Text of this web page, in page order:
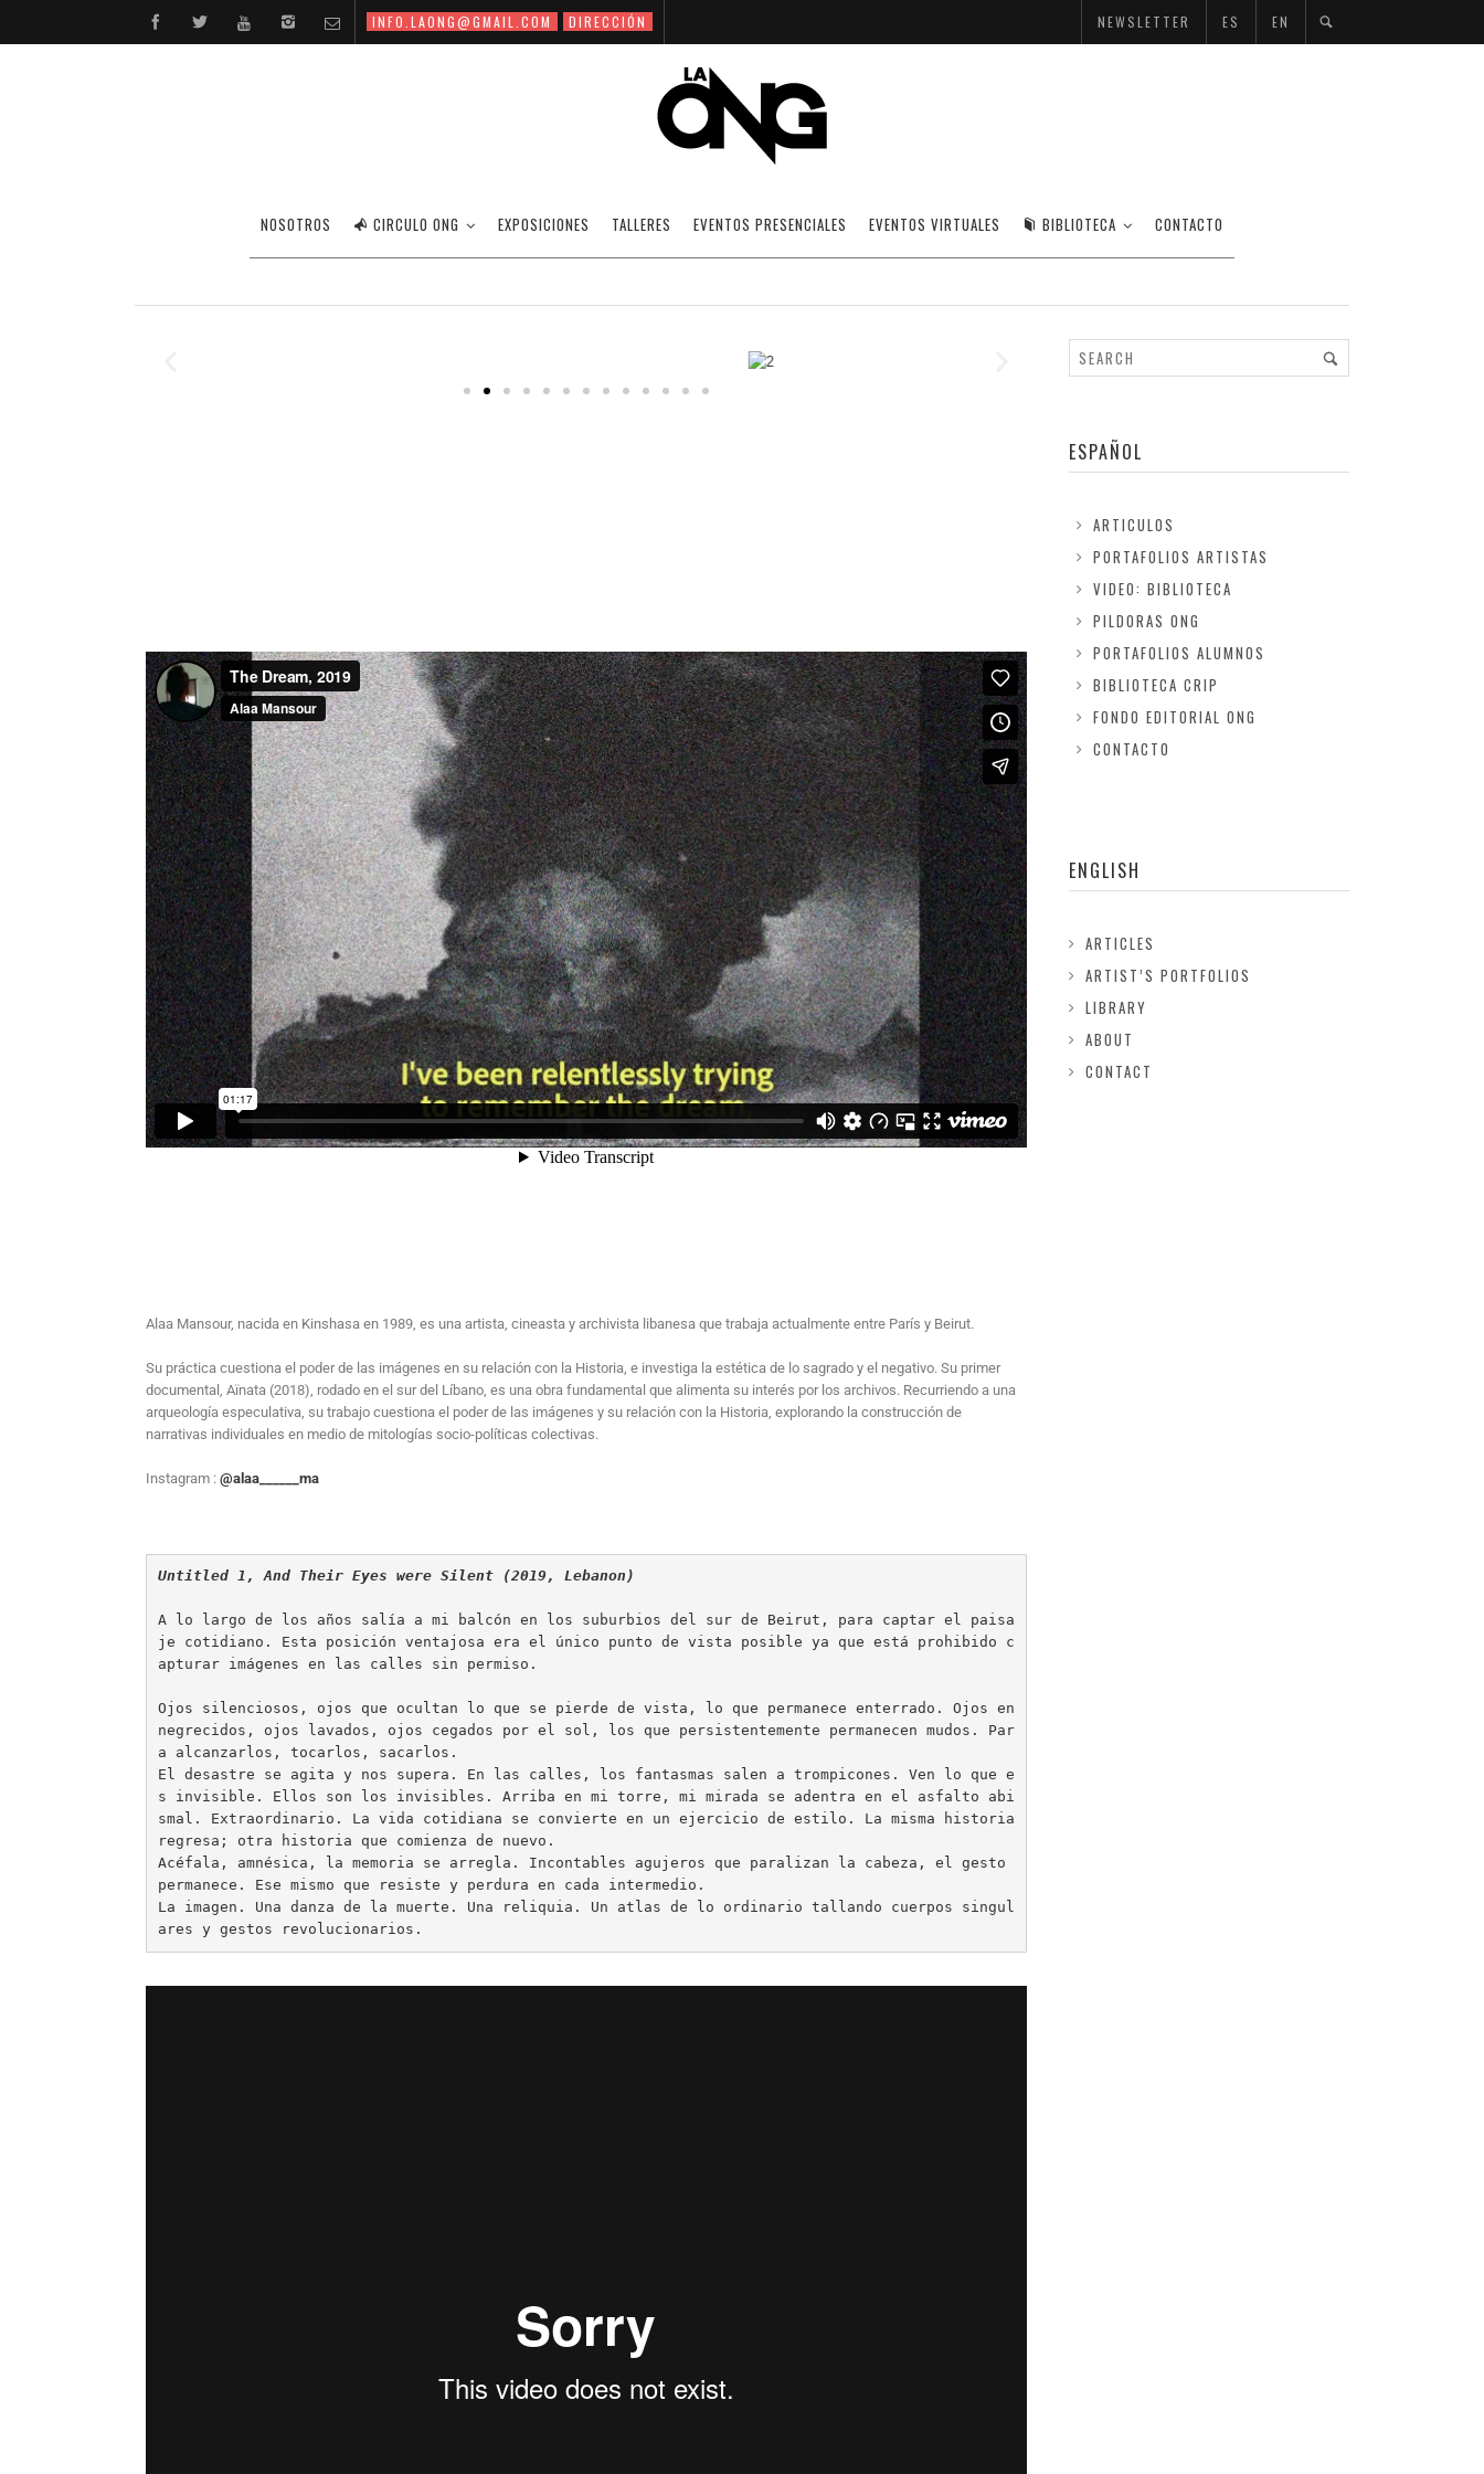
INFO.LAONG@GMAIL.COM DIRECCIÓN NEWSLETTER ES EN
NOSOTROS CIRCULO ONG EXPOSICIONES TALLERES EVENTOS PRESENCIALES EVENTOS VIRTUALES BIBLIOTECA CONTACTO
ALAA MANSOUR
02/11/2020 ARTISTAS INTERNACIONALES. OFF
Alaa Mansour, nacida en Kinshasa en 1989, es una artista, cineasta y archivista libanesa que trabaja actualmente entre París y Beirut.
Su práctica cuestiona el poder de las imágenes en su relación con la Historia, e investiga la estética de lo sagrado y el negativo. Su primer
documental, Aïnata (2018), rodado en el sur del Líbano, es una obra fundamental que alimenta su interés por los archivos. Recurriendo a una
arqueología especulativa, su trabajo cuestiona el poder de las imágenes y su relación con la Historia, explorando la construcción de
narrativas individuales en medio de mitologías socio-políticas colectivas.
Instagram : @alaa______ma
Untitled 1, And Their Eyes were Silent (2019, Lebanon)
A lo largo de los años salía a mi balcón en los suburbios del sur de Beirut, para captar el paisa
je cotidiano. Esta posición ventajosa era el único punto de vista posible ya que está prohibido c
apturar imágenes en las calles sin permiso.
Ojos silenciosos, ojos que ocultan lo que se pierde de vista, lo que permanece enterrado. Ojos en
negrecidos, ojos lavados, ojos cegados por el sol, los que persistentemente permanecen mudos. Par
a alcanzarlos, tocarlos, sacarlos.
El desastre se agita y nos supera. En las calles, los fantasmas salen a trompicones. Ven lo que e
s invisible. Ellos son los invisibles. Arriba en mi torre, mi mirada se adentra en el asfalto abi
smal. Extraordinario. La vida cotidiana se convierte en un ejercicio de estilo. La misma historia
regresa; otra historia que comienza de nuevo.
Acéfala, amnésica, la memoria se arregla. Incontables agujeros que paralizan la cabeza, el gesto
permanece. Ese mismo que resiste y perdura en cada intermedio.
La imagen. Una danza de la muerte. Una reliquia. Un atlas de lo ordinario tallando cuerpos singul
ares y gestos revolucionarios.
ESPAÑOL
ARTICULOS
PORTAFOLIOS ARTISTAS
VIDEO: BIBLIOTECA
PILDORAS ONG
PORTAFOLIOS ALUMNOS
BIBLIOTECA CRIP
FONDO EDITORIAL ONG
CONTACTO
ENGLISH
ARTICLES
ARTIST’S PORTFOLIOS
LIBRARY
ABOUT
CONTACT